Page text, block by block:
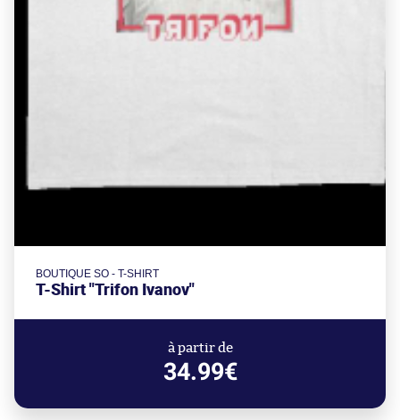
BOUTIQUE SO - T-SHIRT
T-Shirt "Trifon Ivanov"
à partir de
34.99€